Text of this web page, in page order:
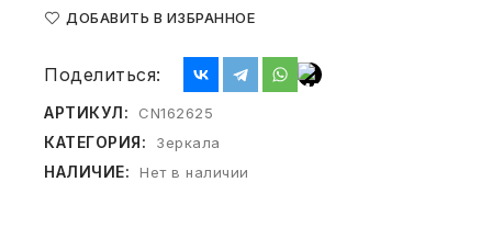
ТОВАРЫ ДЛЯ МЕДИЦИНЫ
КАНЦТОВАРЫ
ДОБАВИТЬ В ИЗБРАННОЕ
Поделиться:
АРТИКУЛ: CN162625
КАТЕГОРИЯ: Зеркала
НАЛИЧИЕ: Нет в наличии